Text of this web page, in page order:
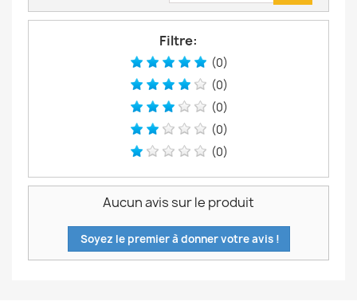
Filtre:
(0)
(0)
(0)
(0)
(0)
Aucun avis sur le produit
Soyez le premier à donner votre avis !